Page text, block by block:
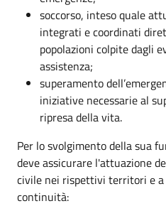
soccorso, inteso quale
integrati e coordinati
popolazioni colpite dagli
assistenza;
superamento
iniziative necessarie al
ripresa della vita.
Per lo svolgimento della sua
deve assicurare l'attuazione
civile nei rispettivi territori e a
continuità: